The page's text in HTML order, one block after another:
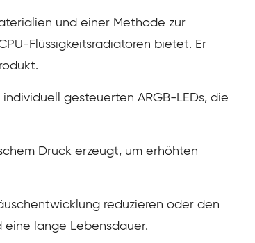
und einer Methode zur
Flüssigkeitsradiatoren bietet. Er
gesteuerten ARGB-LEDs, die
Druck erzeugt, um erhöhten
reduzieren oder den
eine lange Lebensdauer.